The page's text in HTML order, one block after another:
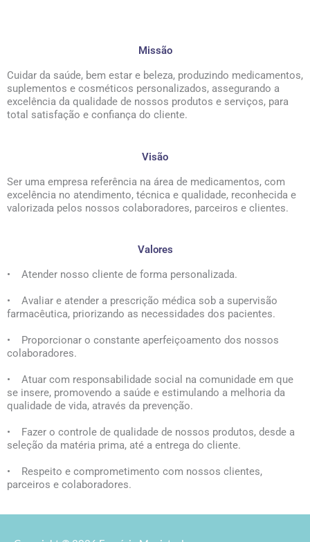
Missão
Cuidar da saúde, bem estar e beleza, produzindo medicamentos,
suplementos e cosméticos personalizados, assegurando a
excelência da qualidade de nossos produtos e serviços, para
total satisfação e confiança do cliente.
Visão
Ser uma empresa referência na área de medicamentos, com
excelência no atendimento, técnica e qualidade, reconhecida e
valorizada pelos nossos colaboradores, parceiros e clientes.
Valores
• Atender nosso cliente de forma personalizada.
• Avaliar e atender a prescrição médica sob a supervisão
farmacêutica, priorizando as necessidades dos pacientes.
• Proporcionar o constante aperfeiçoamento dos nossos
colaboradores.
• Atuar com responsabilidade social na comunidade em que
se insere, promovendo a saúde e estimulando a melhoria da
qualidade de vida, através da prevenção.
• Fazer o controle de qualidade de nossos produtos, desde a
seleção da matéria prima, até a entrega do cliente.
• Respeito e comprometimento com nossos clientes,
parceiros e colaboradores.